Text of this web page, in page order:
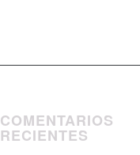
COMENTARIOS
RECIENTES